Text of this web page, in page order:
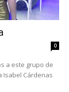
0
a este grupo de
Isabel Cárdenas